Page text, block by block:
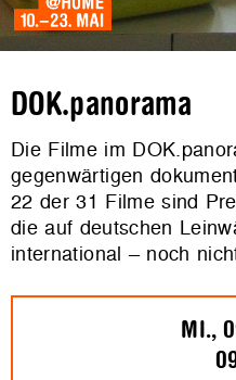
DOK.panorama
Die Filme im
gegenwärtigen
22 der 31 Filme sind
die auf deutschen
international – noch
MI.,